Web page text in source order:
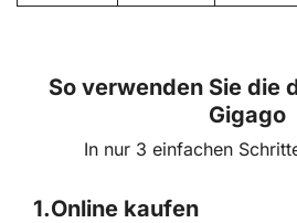
So verwenden Sie die
Gigago
In nur 3 einfachen
1.Online kaufen